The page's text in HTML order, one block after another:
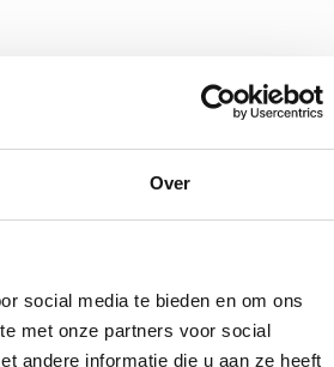
Over
social media te bieden en om ons
met onze partners voor social
andere informatie die u aan ze heeft